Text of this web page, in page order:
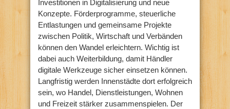
Investitionen in Digitalisierung und neue
Konzepte. Förderprogramme, steuerliche
Entlastungen und gemeinsame Projekte
zwischen Politik, Wirtschaft und Verbänden
können den Wandel erleichtern. Wichtig ist
dabei auch Weiterbildung, damit Händler
digitale Werkzeuge sicher einsetzen können.
Langfristig werden Innenstädte dort erfolgreich
sein, wo Handel, Dienstleistungen, Wohnen
und Freizeit stärker zusammenspielen. Der